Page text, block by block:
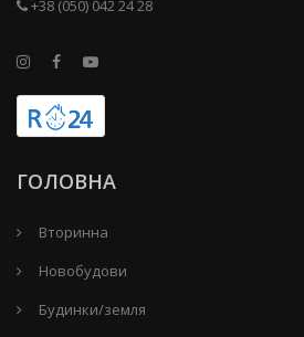
+38 (050) 042 24 28
ГОЛОВНА
Вторинна
Новобудови
Будинки/земля